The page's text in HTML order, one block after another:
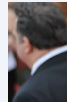
idén is
Balaton déli